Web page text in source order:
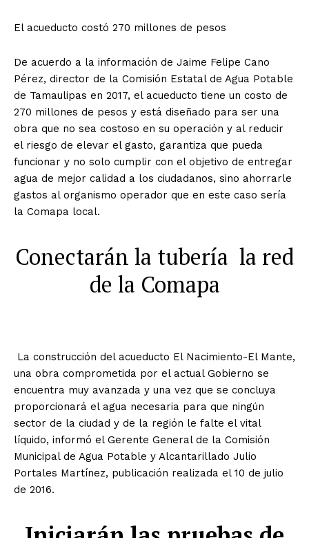
El acueducto costó 270 millones de pesos
De acuerdo a la información de Jaime Felipe Cano
Pérez, director de la Comisión Estatal de Agua Potable
de Tamaulipas en 2017, el acueducto tiene un costo de
270 millones de pesos y está diseñado para ser una
obra que no sea costoso en su operación y al reducir
el riesgo de elevar el gasto, garantiza que pueda
funcionar y no solo cumplir con el objetivo de entregar
agua de mejor calidad a los ciudadanos, sino ahorrarle
gastos al organismo operador que en este caso sería
la Comapa local.
Conectarán la tubería la red
de la Comapa
La construcción del acueducto El Nacimiento-El Mante,
una obra comprometida por el actual Gobierno se
encuentra muy avanzada y una vez que se concluya
proporcionará el agua necesaria para que ningún
sector de la ciudad y de la región le falte el vital
líquido, informó el Gerente General de la Comisión
Municipal de Agua Potable y Alcantarillado Julio
Portales Martínez, publicación realizada el 10 de julio
de 2016.